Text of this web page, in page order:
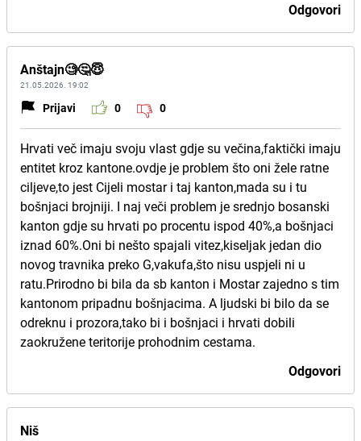
Odgovori
Anštajn🧐🤔😇
21.05.2026. 19:02
Prijavi 0 0
Hrvati več imaju svoju vlast gdje su večina,faktički imaju
entitet kroz kantone.ovdje je problem što oni žele ratne
ciljeve,to jest Cijeli mostar i taj kanton,mada su i tu
bošnjaci brojniji. I naj veči problem je srednjo bosanski
kanton gdje su hrvati po procentu ispod 40%,a bošnjaci
iznad 60%.Oni bi nešto spajali vitez,kiseljak jedan dio
novog travnika preko G,vakufa,što nisu uspjeli ni u
ratu.Prirodno bi bila da sb kanton i Mostar zajedno s tim
kantonom pripadnu bošnjacima. A ljudski bi bilo da se
odreknu i prozora,tako bi i bošnjaci i hrvati dobili
zaokružene teritorije prohodnim cestama.
Odgovori
Niš